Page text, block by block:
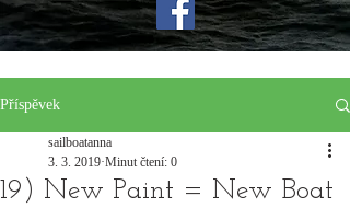
Příspěvek
19) New Paint = New Boat
sailboatanna
3. 3. 2019 Minut čtení: 0